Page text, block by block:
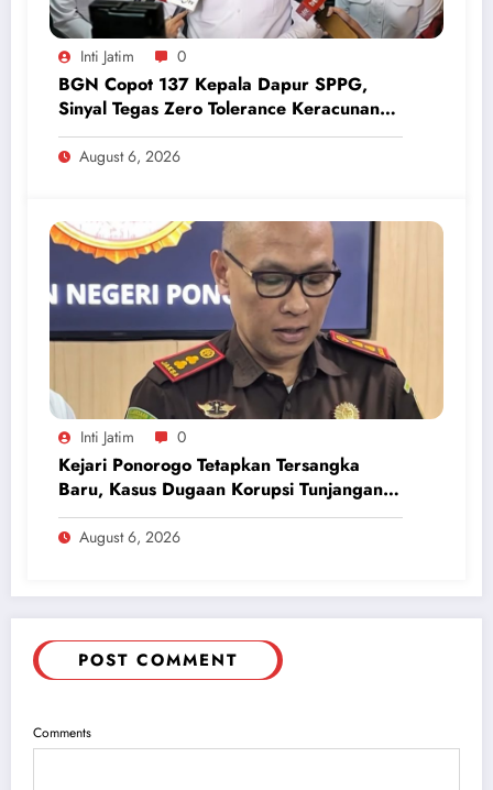
Inti Jatim 0
BGN Copot 137 Kepala Dapur SPPG,
Sinyal Tegas Zero Tolerance Keracunan
Makanan dan Korupsi
August 6, 2026
Inti Jatim 0
Kejari Ponorogo Tetapkan Tersangka
Baru, Kasus Dugaan Korupsi Tunjangan
Perumahan DPRD 2023-2026
August 6, 2026
POST COMMENT
Comments